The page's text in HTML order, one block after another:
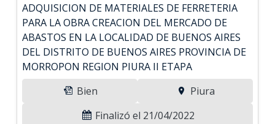
ADQUISICION DE MATERIALES DE FERRETERIA
PARA LA OBRA CREACION DEL MERCADO DE
ABASTOS EN LA LOCALIDAD DE BUENOS AIRES
DEL DISTRITO DE BUENOS AIRES PROVINCIA DE
MORROPON REGION PIURA II ETAPA
Bien
Piura
Finalizó el 21/04/2022